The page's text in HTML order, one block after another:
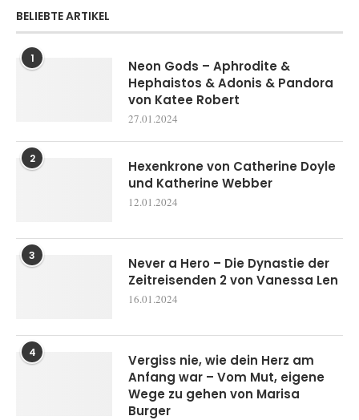
BELIEBTE ARTIKEL
1
Neon Gods – Aphrodite &
Hephaistos & Adonis & Pandora
von Katee Robert
27.01.2024
2
Hexenkrone von Catherine Doyle
und Katherine Webber
12.01.2024
3
Never a Hero – Die Dynastie der
Zeitreisenden 2 von Vanessa Len
16.01.2024
4
Vergiss nie, wie dein Herz am
Anfang war – Vom Mut, eigene
Wege zu gehen von Marisa
Burger